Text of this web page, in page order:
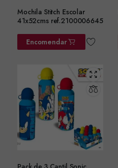
Mochila Stitch Escolar
41x52cms ref.2100006645
Encomendar